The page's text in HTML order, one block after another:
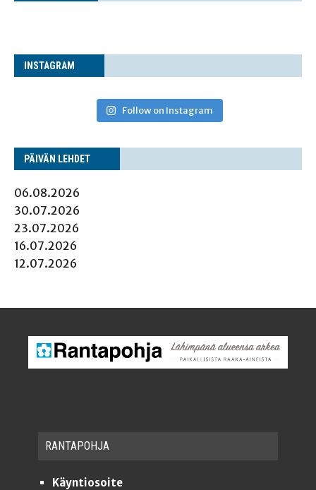
INS­TA­GRAM
Follow on Instagram
PÄI­VÄN LEHDET
06.08.2026
30.07.2026
23.07.2026
16.07.2026
12.07.2026
RAN­TA­POH­JA
Käyntiosoite